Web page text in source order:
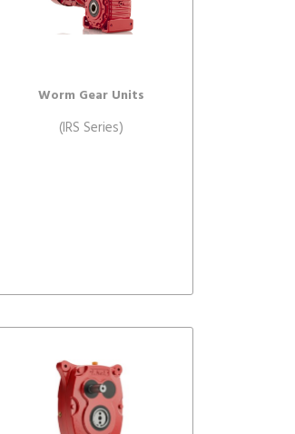
Worm Gear Units
(IRS Series)